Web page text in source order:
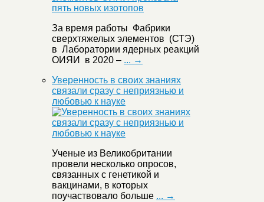
За время работы Фабрики
сверхтяжелых элементов (СТЭ)
в Лаборатории ядерных реакций
ОИЯИ в 2020 – ... →
Уверенность в своих знаниях
связали сразу с неприязнью и
любовью к науке
Ученые из Великобритании
провели несколько опросов,
связанных с генетикой и
вакцинами, в которых
поучаствовало больше ... →